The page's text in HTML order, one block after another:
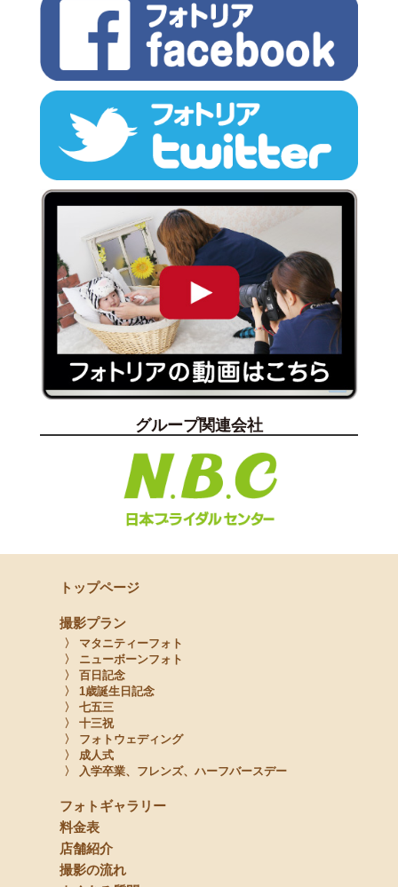
グループ関連会社
トップページ
撮影プラン
〉 マタニティーフォト
〉 ニューボーンフォト
〉 百日記念
〉 1歳誕生日記念
〉 七五三
〉 十三祝
〉 フォトウェディング
〉 成人式
〉 入学卒業、フレンズ、ハーフバースデー
フォトギャラリー
料金表
店舗紹介
撮影の流れ